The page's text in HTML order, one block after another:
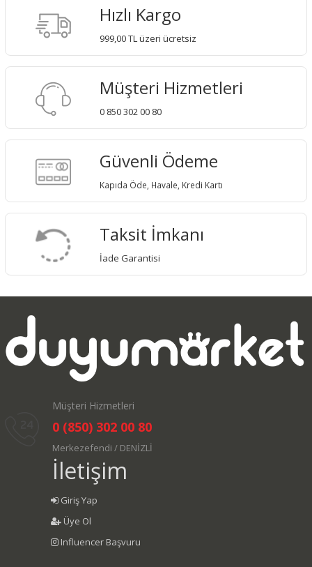
Hızlı Kargo
999,00 TL üzeri ücretsiz
Müşteri Hizmetleri
0 850 302 00 80
Güvenli Ödeme
Kapıda Öde, Havale, Kredi Kartı
Taksit İmkanı
İade Garantisi
Müşteri Hizmetleri
0 (850) 302 00 80
Merkezefendi / DENİZLİ
İletişim
Giriş Yap
Üye Ol
Influencer Başvuru